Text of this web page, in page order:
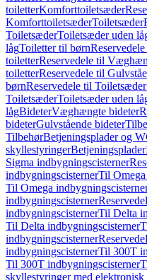
toiletterKomforttoiletsæder
KomforttoiletsæderToiletsæder
ToiletsæderToiletsæder uden
lågToiletter til børn
toiletterReservedele til
toiletterReservedele til
børnReservedele til
ToiletsæderToiletsæder uden
lågBideterVæghængte bideter
bideterGulvstående bideter
TilbehørBetjeningsplader og
skyllestyringerBetjeningsplader
Sigma indbygningscisterner
indbygningscisternerTil
Til Omega
indbygningscisterner
indbygningscisternerTil Delta
Til Delta indbygningscisterner
indbygningscisterner
indbygningscisternerTil 300T
Til 300T indbygningscisterner
skyllestyringer med